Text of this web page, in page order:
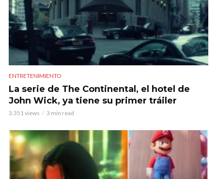
ENTRETENIMIENTO
La serie de The Continental, el hotel de
John Wick, ya tiene su primer tráiler
3.351 views 3 min read